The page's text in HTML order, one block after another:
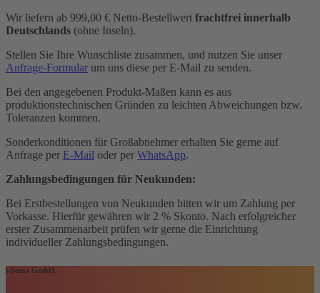
Wir liefern ab 999,00 € Netto-Bestellwert frachtfrei innerhalb
Deutschlands (ohne Inseln).
Stellen Sie Ihre Wunschliste zusammen, und nutzen Sie unser
Anfrage-Formular um uns diese per E-Mail zu senden.
Bei den angegebenen Produkt-Maßen kann es aus
produktionstechnischen Gründen zu leichten Abweichungen bzw.
Toleranzen kommen.
Sonderkonditionen für Großabnehmer erhalten Sie gerne auf
Anfrage per E-Mail oder per WhatsApp.
Zahlungsbedingungen für Neukunden:
Bei Erstbestellungen von Neukunden bitten wir um Zahlung per
Vorkasse. Hierfür gewähren wir 2 % Skonto. Nach erfolgreicher
erster Zusammenarbeit prüfen wir gerne die Einrichtung
individueller Zahlungsbedingungen.
i-bema GmbH